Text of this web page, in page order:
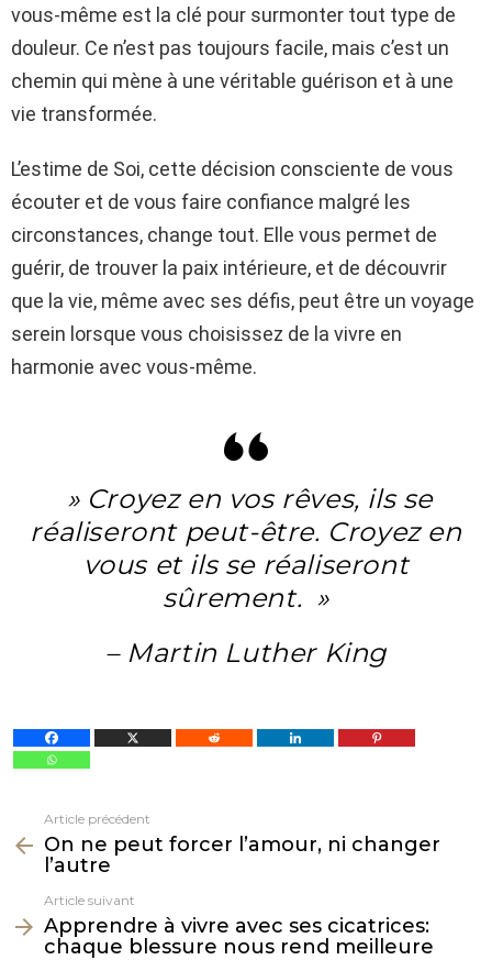
vous-même est la clé pour surmonter tout type de
douleur. Ce n’est pas toujours facile, mais c’est un
chemin qui mène à une véritable guérison et à une
vie transformée.
L’estime de Soi, cette décision consciente de vous
écouter et de vous faire confiance malgré les
circonstances, change tout. Elle vous permet de
guérir, de trouver la paix intérieure, et de découvrir
que la vie, même avec ses défis, peut être un voyage
serein lorsque vous choisissez de la vivre en
harmonie avec vous-même.
» Croyez en vos rêves, ils se
réaliseront peut-être. Croyez en
vous et ils se réaliseront
sûrement. »
– Martin Luther King
plus
Article précédent
On ne peut forcer l’amour, ni changer
l’autre
Article suivant
Apprendre à vivre avec ses cicatrices:
chaque blessure nous rend meilleure